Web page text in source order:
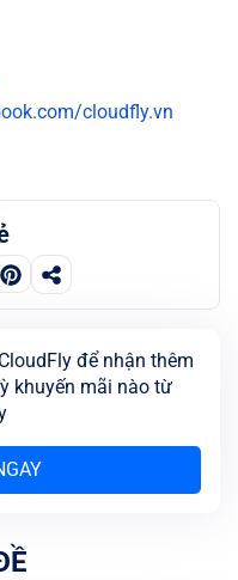
cloudfly.vn
để nhận thêm
khuyến mãi nào từ